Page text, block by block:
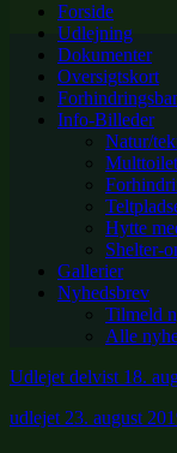
Forside
Udlejning
Dokumenter
Oversigtskort
Info-Billeder
Natur/
Multtoilet
Hytte
Shelter-
Gallerier
Nyhedsbrev
Tilmeld
Alle
Udlejet delvist 18.
udlejet 23. august